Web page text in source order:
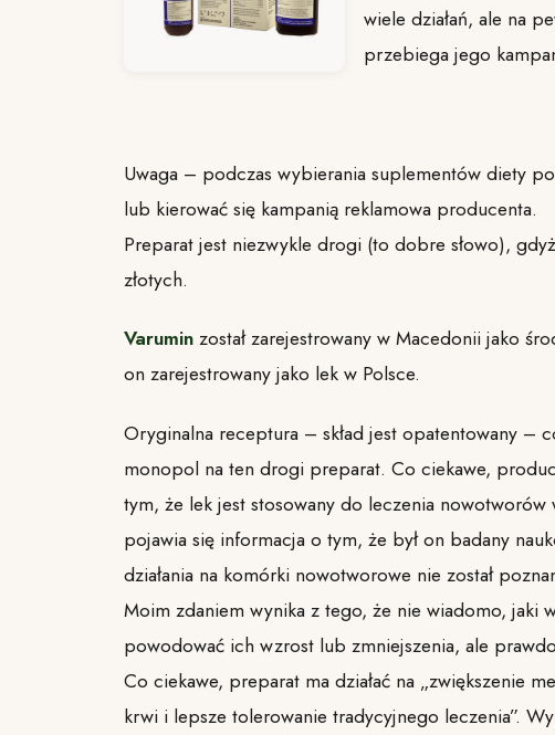
wiele działań, ale na
przebiega jego
Uwaga – podczas wybierania suplementów diety
lub kierować się kampanią reklamowa producenta.
Preparat jest niezwykle drogi (to dobre słowo),
złotych.
Varuminzostał zarejestrowany w Macedonii jako
on zarejestrowany jako lek w Polsce.
Oryginalna receptura – skład jest opatentowany –
monopol na ten drogi preparat. Co ciekawe,
tym, że lek jest stosowany do leczenia
pojawia się informacja o tym, że był on badany
działania na komórki nowotworowe nie został
Moim zdaniem wynika z tego, że nie wiadomo, jaki
powodować ich wzrost lub zmniejszenia, ale
Co ciekawe, preparat ma działać na „zwiększenie
krwi i lepsze tolerowanie tradycyjnego leczenia”.